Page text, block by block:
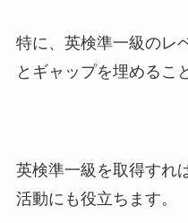
特に、英検準一級のレ
とギャップを埋めるこ
英検準一級を取得すれ
活動にも役立ちます。